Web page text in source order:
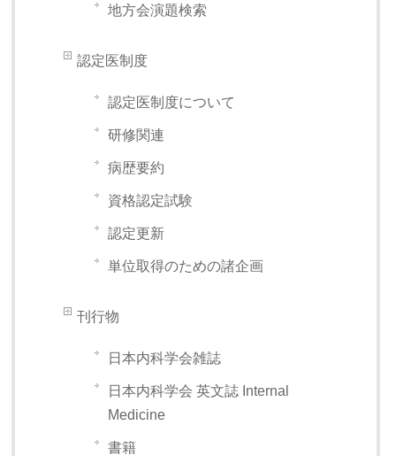
地方会演題検索
認定医制度
認定医制度について
研修関連
病歴要約
資格認定試験
認定更新
単位取得のための諸企画
刊行物
日本内科学会雑誌
日本内科学会 英文誌 Internal
Medicine
書籍